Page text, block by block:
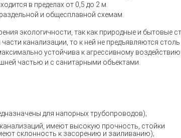
в пределах от 0,5 до 2 м.
и общесплавной схемам.
экологичности, так как природные и бытовые
канализации, то к ней не предъявляются столь
устойчива к агрессивному воздействию
частью и с санитарными объектами.
для напорных трубопроводов);
имеют высокую прочность, стойки
склонность к засорению и заиливанию);